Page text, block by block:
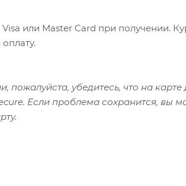
или Master Card при получении.
убедитесь, что на карте
Если проблема сохранится, вы